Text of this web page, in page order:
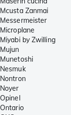
Mcusta Zanmai
Messermeister
Microplane
Miyabi by Zwilling
Mujun
Munetoshi
Nesmuk
Nontron
Noyer
Opinel
Ontario